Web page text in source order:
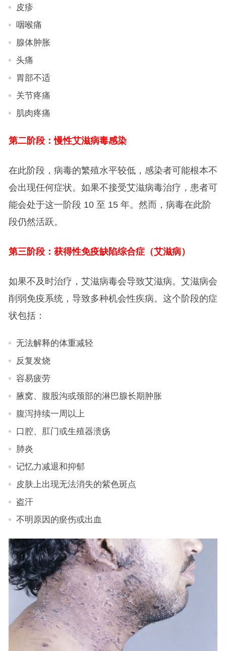
皮疹
咽喉痛
腺体肿胀
头痛
胃部不适
关节疼痛
肌肉疼痛
第二阶段：慢性艾滋病毒感染
在此阶段，病毒的繁殖水平较低，感染者可能根本不
会出现任何症状。如果不接受艾滋病毒治疗，患者可
能会处于这一阶段 10 至 15 年。然而，病毒在此阶
段仍然活跃。
第三阶段：获得性免疫缺陷综合症（艾滋病）
如果不及时治疗，艾滋病毒会导致艾滋病。艾滋病会
削弱免疫系统，导致多种机会性疾病。这个阶段的症
状包括：
无法解释的体重减轻
反复发烧
容易疲劳
腋窝、腹股沟或颈部的淋巴腺长期肿胀
腹泻持续一周以上
口腔、肛门或生殖器溃疡
肺炎
记忆力减退和抑郁
皮肤上出现无法消失的紫色斑点
盗汗
不明原因的瘀伤或出血